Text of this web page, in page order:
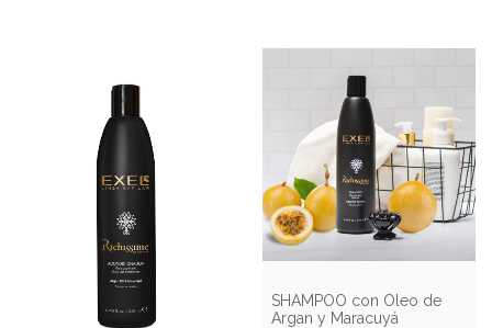
SHAMPOO con Óleo de
Argan y Maracuyá